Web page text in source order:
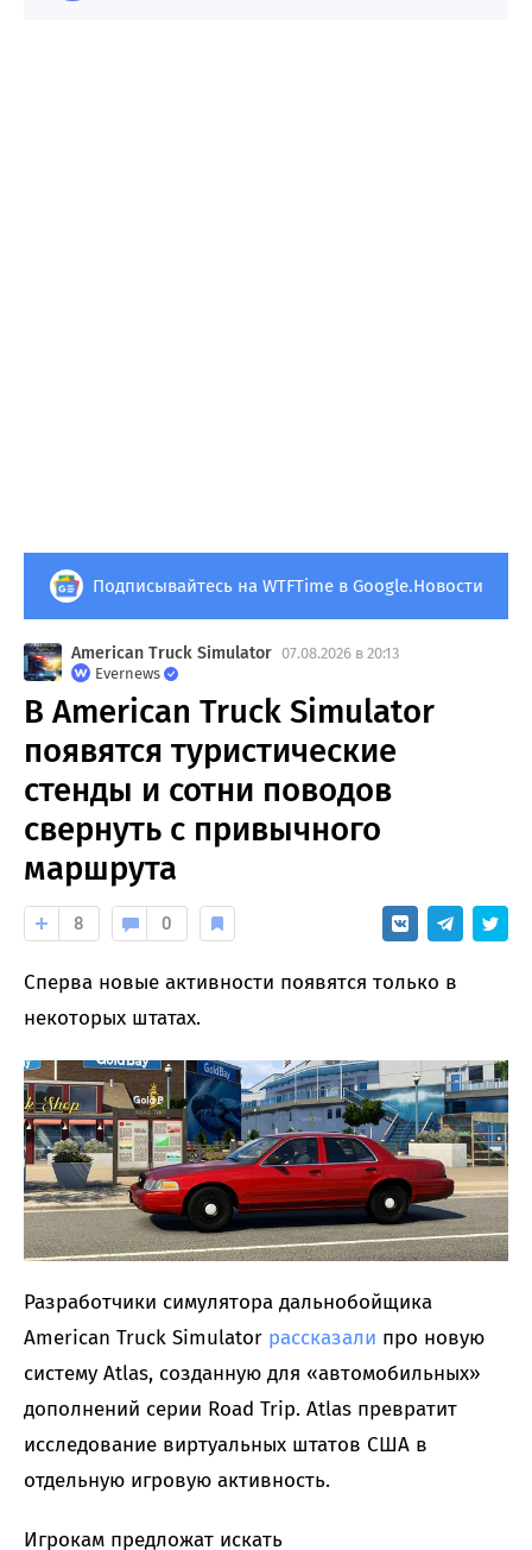
Подписывайтесь на WTFTime в Google.Новости
American Truck Simulator 07.08.2026 в 20:13
Evernews
В American Truck Simulator
появятся туристические
стенды и сотни поводов
свернуть с привычного
маршрута
8 0
Сперва новые активности появятся только в
некоторых штатах.
Разработчики симулятора дальнобойщика
American Truck Simulator рассказали про новую
систему Atlas, созданную для «автомобильных»
дополнений серии Road Trip. Atlas превратит
исследование виртуальных штатов США в
отдельную игровую активность.
Игрокам предложат искать